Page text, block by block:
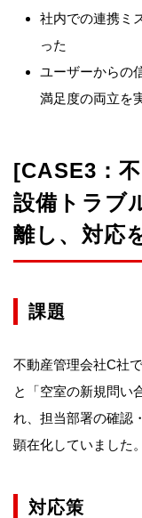
社内での連携ミ
った
ユーザーからの
満足度の両立を
[CASE3：
設備トラブ
離し、対応
課題
不動産管理会社C社
と「空室の新規問い
れ、担当部署の確認
顕在化していました。
対応策